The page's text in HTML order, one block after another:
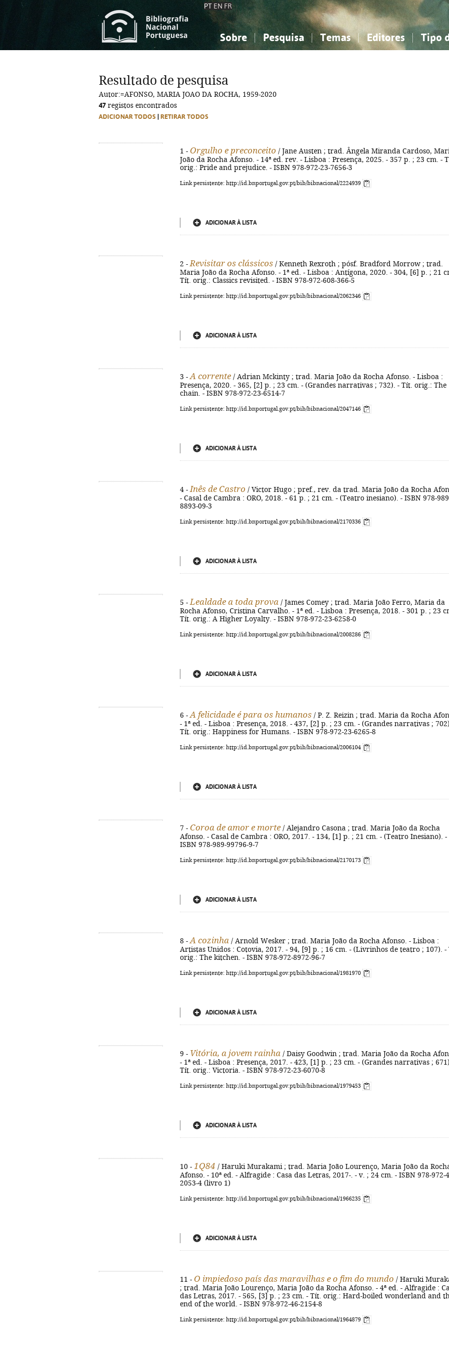
PT EN FR
Sobre Pesquisa Temas
Ciências sociais...
Arte, desporto...
Editores Tipo
Ciências sociais...
Arte, desporto...
Resultado de pesquisa
Autor:=AFONSO, MARIA JOAO DA ROCHA, 1959-2020
47 registos encontrados
ADICIONAR TODOS RETIRAR TODOS
1 - Orgulho e preconceito / Jane Austen ; trad. Ângela Miranda Cardoso,
João da Rocha Afonso. - 14ª ed. rev. - Lisboa : Presença, 2025. - 357 p. ; 23 cm. -
orig.: Pride and prejudice. - ISBN 978-972-23-7656-3
Link persistente: http://id.bnportugal.gov.pt/bib/bibnacional/2224939
ADICIONAR À LISTA
2 - Revisitar os clássicos / Kenneth Rexroth ; pósf. Bradford Morrow ; trad.
Maria João da Rocha Afonso. - 1ª ed. - Lisboa : Antígona, 2020. - 304, [6] p. ; 21
Tít. orig.: Classics revisited. - ISBN 978-972-608-366-5
Link persistente: http://id.bnportugal.gov.pt/bib/bibnacional/2062346
ADICIONAR À LISTA
3 - A corrente / Adrian Mckinty ; trad. Maria João da Rocha Afonso. - Lisboa :
Presença, 2020. - 365, [2] p. ; 23 cm. - (Grandes narrativas ; 732). - Tít. orig.: The
chain. - ISBN 978-972-23-6514-7
Link persistente: http://id.bnportugal.gov.pt/bib/bibnacional/2047146
ADICIONAR À LISTA
4 - Inês de Castro / Victor Hugo ; pref., rev. da trad. Maria João da Rocha
- Casal de Cambra : ORO, 2018. - 61 p. ; 21 cm. - (Teatro inesiano). - ISBN 978-
8893-09-3
Link persistente: http://id.bnportugal.gov.pt/bib/bibnacional/2170336
ADICIONAR À LISTA
5 - Lealdade a toda prova / James Comey ; trad. Maria João Ferro, Maria da
Rocha Afonso, Cristina Carvalho. - 1ª ed. - Lisboa : Presença, 2018. - 301 p. ; 23
Tít. orig.: A Higher Loyalty. - ISBN 978-972-23-6258-0
Link persistente: http://id.bnportugal.gov.pt/bib/bibnacional/2008286
ADICIONAR À LISTA
6 - A felicidade é para os humanos / P. Z. Reizin ; trad. Maria da Rocha
- 1ª ed. - Lisboa : Presença, 2018. - 437, [2] p. ; 23 cm. - (Grandes narrativas ;
Tít. orig.: Happiness for Humans. - ISBN 978-972-23-6265-8
Link persistente: http://id.bnportugal.gov.pt/bib/bibnacional/2006104
ADICIONAR À LISTA
7 - Coroa de amor e morte / Alejandro Casona ; trad. Maria João da Rocha
Afonso. - Casal de Cambra : ORO, 2017. - 134, [1] p. ; 21 cm. - (Teatro Inesiano). -
ISBN 978-989-99796-9-7
Link persistente: http://id.bnportugal.gov.pt/bib/bibnacional/2170173
ADICIONAR À LISTA
8 - A cozinha / Arnold Wesker ; trad. Maria João da Rocha Afonso. - Lisboa :
Artistas Unidos : Cotovia, 2017. - 94, [9] p. ; 16 cm. - (Livrinhos de teatro ; 107). -
orig.: The kitchen. - ISBN 978-972-8972-96-7
Link persistente: http://id.bnportugal.gov.pt/bib/bibnacional/1981970
ADICIONAR À LISTA
9 - Vitória, a jovem rainha / Daisy Goodwin ; trad. Maria João da Rocha
- 1ª ed. - Lisboa : Presença, 2017. - 423, [1] p. ; 23 cm. - (Grandes narrativas ;
Tít. orig.: Victoria. - ISBN 978-972-23-6070-8
Link persistente: http://id.bnportugal.gov.pt/bib/bibnacional/1979453
ADICIONAR À LISTA
10 - 1Q84 / Haruki Murakami ; trad. Maria João Lourenço, Maria João da
Afonso. - 10ª ed. - Alfragide : Casa das Letras, 2017-. - v. ; 24 cm. - ISBN 978-972-
2053-4 (livro 1)
Link persistente: http://id.bnportugal.gov.pt/bib/bibnacional/1966235
ADICIONAR À LISTA
11 - O impiedoso país das maravilhas e o fim do mundo / Haruki
; trad. Maria João Lourenço, Maria João da Rocha Afonso. - 4ª ed. - Alfragide :
das Letras, 2017. - 565, [3] p. ; 23 cm. - Tít. orig.: Hard-boiled wonderland and
end of the world. - ISBN 978-972-46-2154-8
Link persistente: http://id.bnportugal.gov.pt/bib/bibnacional/1964879